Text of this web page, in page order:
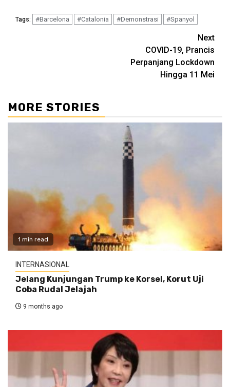
Tags: #Barcelona #Catalonia #Demonstrasi #Spanyol
Next
COVID-19, Prancis
Perpanjang Lockdown
Hingga 11 Mei
MORE STORIES
1 min read
INTERNASIONAL
Jelang Kunjungan Trump ke Korsel, Korut Uji
Coba Rudal Jelajah
9 months ago